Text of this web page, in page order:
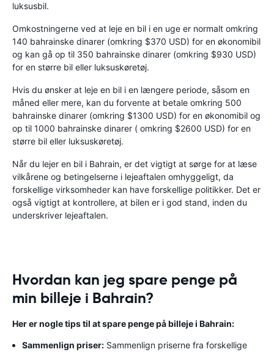
luksusbil.
Omkostningerne ved at leje en bil i en uge er normalt omkring
140 bahrainske dinarer (omkring $370 USD) for en økonomibil
og kan gå op til 350 bahrainske dinarer (omkring $930 USD)
for en større bil eller luksuskøretøj.
Hvis du ønsker at leje en bil i en længere periode, såsom en
måned eller mere, kan du forvente at betale omkring 500
bahrainske dinarer (omkring $1300 USD) for en økonomibil og
op til 1000 bahrainske dinarer ( omkring $2600 USD) for en
større bil eller luksuskøretøj.
Når du lejer en bil i Bahrain, er det vigtigt at sørge for at læse
vilkårene og betingelserne i lejeaftalen omhyggeligt, da
forskellige virksomheder kan have forskellige politikker. Det er
også vigtigt at kontrollere, at bilen er i god stand, inden du
underskriver lejeaftalen.
Hvordan kan jeg spare penge på
min billeje i Bahrain?
Her er nogle tips til at spare penge på billeje i Bahrain:
Sammenlign priser: Sammenlign priserne fra forskellige